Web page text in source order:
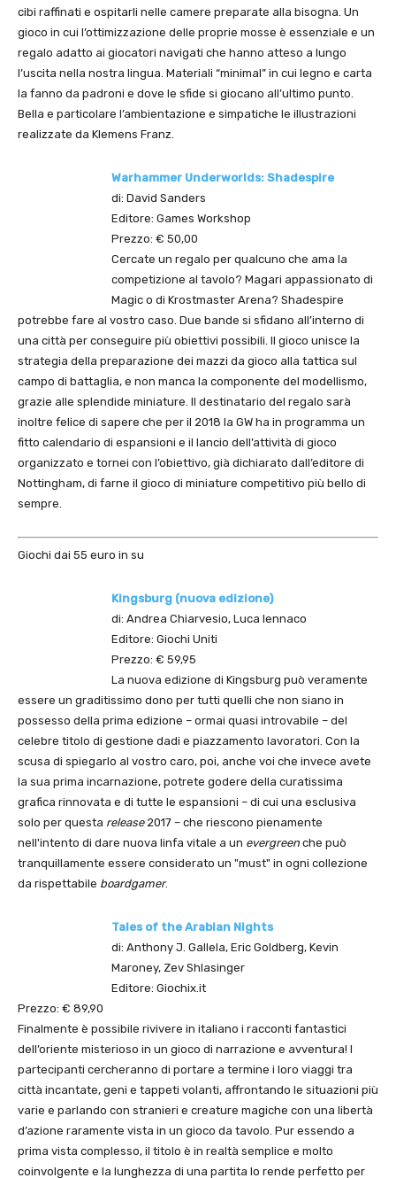
cibi raffinati e ospitarli nelle camere preparate alla bisogna. Un
gioco in cui l’ottimizzazione delle proprie mosse è essenziale e un
regalo adatto ai giocatori navigati che hanno atteso a lungo
l’uscita nella nostra lingua. Materiali “minimal” in cui legno e carta
la fanno da padroni e dove le sfide si giocano all’ultimo punto.
Bella e particolare l’ambientazione e simpatiche le illustrazioni
realizzate da Klemens Franz.
Warhammer Underworlds: Shadespire
di: David Sanders
Editore: Games Workshop
Prezzo: € 50,00
Cercate un regalo per qualcuno che ama la
competizione al tavolo? Magari appassionato di
Magic o di Krostmaster Arena? Shadespire
potrebbe fare al vostro caso. Due bande si sfidano all’interno di
una città per conseguire più obiettivi possibili. Il gioco unisce la
strategia della preparazione dei mazzi da gioco alla tattica sul
campo di battaglia, e non manca la componente del modellismo,
grazie alle splendide miniature. Il destinatario del regalo sarà
inoltre felice di sapere che per il 2018 la GW ha in programma un
fitto calendario di espansioni e il lancio dell’attività di gioco
organizzato e tornei con l’obiettivo, già dichiarato dall’editore di
Nottingham, di farne il gioco di miniature competitivo più bello di
sempre.
Giochi dai 55 euro in su
Kingsburg (nuova edizione)
di: Andrea Chiarvesio, Luca Iennaco
Editore: Giochi Uniti
Prezzo: € 59,95
La nuova edizione di Kingsburg può veramente
essere un graditissimo dono per tutti quelli che non siano in
possesso della prima edizione – ormai quasi introvabile – del
celebre titolo di gestione dadi e piazzamento lavoratori. Con la
scusa di spiegarlo al vostro caro, poi, anche voi che invece avete
la sua prima incarnazione, potrete godere della curatissima
grafica rinnovata e di tutte le espansioni – di cui una esclusiva
solo per questa release2017 – che riescono pienamente
nell'intento di dare nuova linfa vitale a un evergreen che può
tranquillamente essere considerato un "must" in ogni collezione
da rispettabile boardgamer.
Tales of the Arabian Nights
di: Anthony J. Gallela, Eric Goldberg, Kevin
Maroney, Zev Shlasinger
Editore: Giochix.it
Prezzo: € 89,90
Finalmente è possibile rivivere in italiano i racconti fantastici
dell’oriente misterioso in un gioco di narrazione e avventura! I
partecipanti cercheranno di portare a termine i loro viaggi tra
città incantate, geni e tappeti volanti, affrontando le situazioni più
varie e parlando con stranieri e creature magiche con una libertà
d’azione raramente vista in un gioco da tavolo. Pur essendo a
prima vista complesso, il titolo è in realtà semplice e molto
coinvolgente e la lunghezza di una partita lo rende perfetto per